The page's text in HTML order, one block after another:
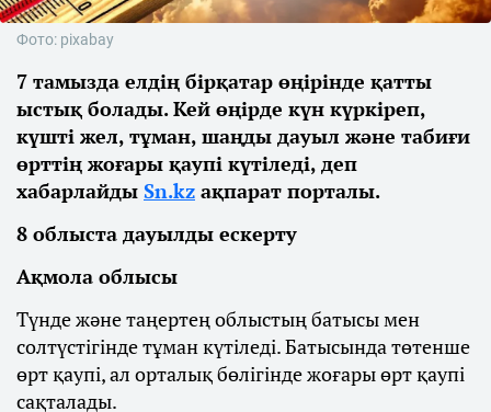
Фото: pixabay
7 тамызда елдің бірқатар өңірінде қатты
ыстық болады. Кей өңірде күн күркіреп,
күшті жел, тұман, шаңды дауыл және табиғи
өрттің жоғары қаупі күтіледі, деп
хабарлайды Sn.kz ақпарат порталы.
8 облыста дауылды ескерту
Ақмола облысы
Түнде және таңертең облыстың батысы мен
солтүстігінде тұман күтіледі. Батысында төтенше
өрт қаупі, ал орталық бөлігінде жоғары өрт қаупі
сақталады.